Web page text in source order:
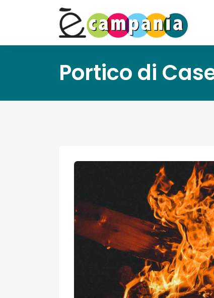
Portico di